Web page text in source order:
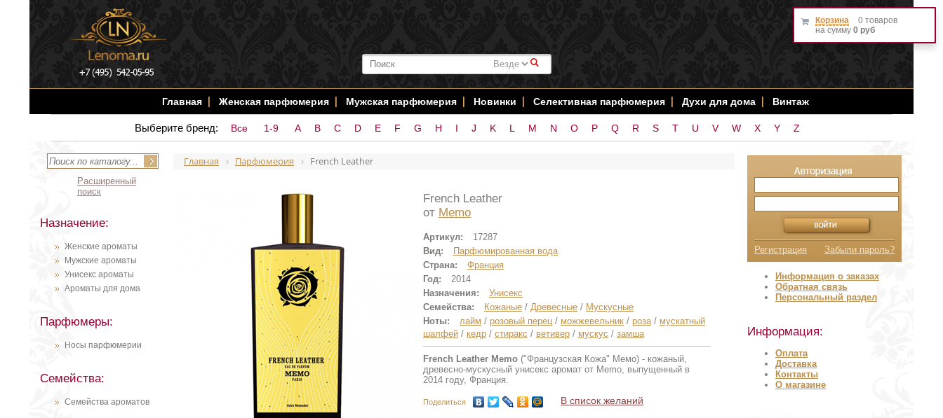
#
Главная Женская парфюмерия Мужская парфюмерия Новинки Селективная парфюмерия Духи для дома Винтаж
Выберите бренд: Все 1-9 A B C D E F G H I J K L M N O P Q R S T U V W X Y Z
Расширенный
поиск
Назначение:
Женские ароматы
Мужские ароматы
Унисекс ароматы
Ароматы для дома
Парфюмеры:
Носы парфюмерии
Семейства:
Семейства ароматов
Главная Парфюмерия French Leather
French Leather
от Memo
Артикул:
17287
Вид:
Парфюмированная вода
Страна:
Франция
Год:
2014
Назначения:
Унисекс
Семейства:
Кожаные / Древесные / Мускусные
Ноты:
лайм / розовый перец / можжевельник / роза/ мускатный
шалфей / кедр / стиракс / ветивер / мускус / замша
French Leather Memo ("Французская Кожа" Мемо) - кожаный,
древесно-мускусный унисекс аромат от Memo, выпущенный в
2014 году, Франция.
Поделиться В список желаний
Корзина
0 товаров
на сумму 0 руб
Регистрация Забыли пароль?
Информация о заказах
Обратная связь
Персональный раздел
Информация:
Оплата
Доставка
Контакты
О магазине